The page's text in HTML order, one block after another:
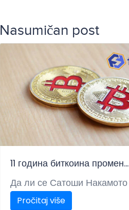
Nasumičan post
11 година биткоина промен...
Да ли се Сатоши Накамото
Pročitaj više